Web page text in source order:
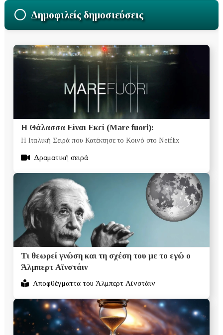
Δημοφιλείς δημοσιεύσεις
Η Θάλασσα Είναι Εκεί (Mare fuori):
Η Ιταλική Σειρά που Κατέκτησε το Κοινό στο Netflix
Δραματική σειρά
Τι θεωρεί γνώση και τη σχέση του με το εγώ ο
Άλμπερτ Αϊνστάιν
Αποφθέγματτα του Άλμπερτ Αϊνστάιν